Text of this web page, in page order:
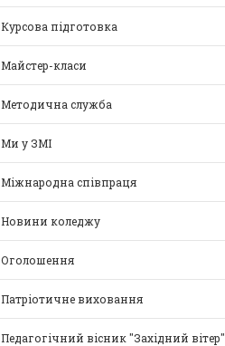
Курсова підготовка
Майстер-класи
Методична служба
Ми у ЗМІ
Міжнародна співпраця
Новини коледжу
Оголошення
Патріотичне виховання
Педагогічний вісник "Західний вітер"